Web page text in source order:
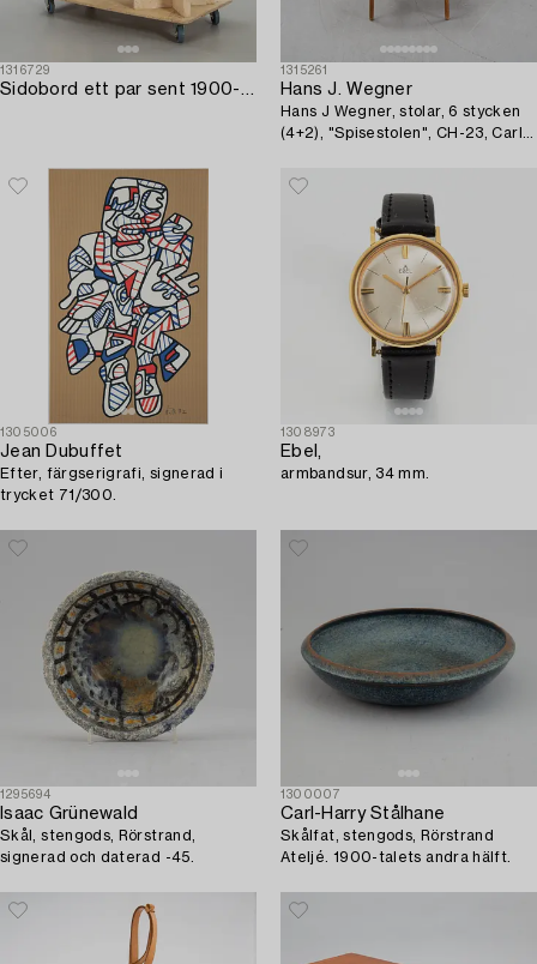
1316729 1315261
Hans J. Wegner
Hans J Wegner, stolar, 6 stycken
(4+2), "Spisestolen", CH-23, Carl
formgiven 1951.
1305006
Jean Dubuffet
Efter, färgserigrafi, signerad i
trycket 71/300.
1308973
Ebel,
armbandsur, 34 mm.
1295694
Isaac Grünewald
Skål, stengods, Rörstrand,
signerad och daterad -45.
1300007
Carl-Harry Stålhane
Skålfat, stengods, Rörstrand
Ateljé. 1900-talets andra hälft.